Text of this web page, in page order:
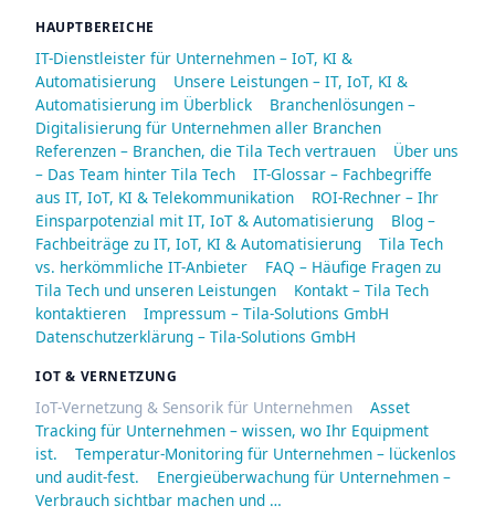
HAUPTBEREICHE
IT-Dienstleister für Unternehmen – IoT, KI &
Automatisierung
Unsere Leistungen – IT, IoT, KI &
Automatisierung im Überblick
Branchenlösungen –
Digitalisierung für Unternehmen aller Branchen
Referenzen – Branchen, die Tila Tech vertrauen
Über uns
– Das Team hinter Tila Tech
IT-Glossar – Fachbegriffe
aus IT, IoT, KI & Telekommunikation
ROI-Rechner – Ihr
Einsparpotenzial mit IT, IoT & Automatisierung
Blog –
Fachbeiträge zu IT, IoT, KI & Automatisierung
Tila Tech
vs. herkömmliche IT-Anbieter
FAQ – Häufige Fragen zu
Tila Tech und unseren Leistungen
Kontakt – Tila Tech
kontaktieren
Impressum – Tila-Solutions GmbH
Datenschutzerklärung – Tila-Solutions GmbH
IOT & VERNETZUNG
IoT-Vernetzung & Sensorik für Unternehmen
Asset
Tracking für Unternehmen – wissen, wo Ihr Equipment
ist.
Temperatur-Monitoring für Unternehmen – lückenlos
und audit-fest.
Energieüberwachung für Unternehmen –
Verbrauch sichtbar machen und …